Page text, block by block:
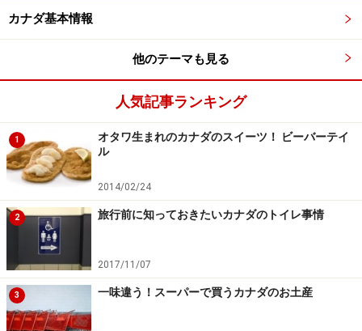
カナダ基本情報
他のテーマも見る
人気記事ランキング
1
オタワ生まれのカナダのスイーツ！ ビーバーテイ
ル
2014/02/24
2 旅行前に知っておきたいカナダのトイレ事情
2017/11/07
3 一味違う！スーパーで買うカナダのお土産